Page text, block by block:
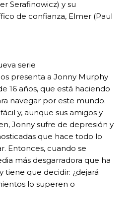
Serafinowicz) y su
de confianza, Elmer (Paul
serie
presenta a Jonny Murphy
16 años, que está haciendo
navegar por este mundo.
y, aunque sus amigos y
Jonny sufre de depresión y
que hace todo lo
Entonces, cuando se
más desgarradora que ha
tiene que decidir: ¿dejará
lo superen o